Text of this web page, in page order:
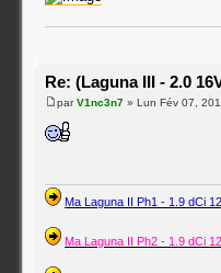
Re: (Laguna III - 2.0
parV1nc3n7 » Lun Fév 07,
Ma Laguna II Ph1 - 1.9 dCi
Ma Laguna II Ph2 - 1.9 dCi